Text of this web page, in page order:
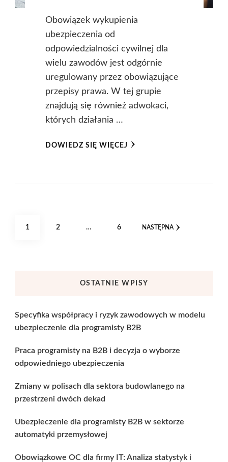
Obowiązek wykupienia
ubezpieczenia od
odpowiedzialności cywilnej dla
wielu zawodów jest odgórnie
uregulowany przez obowiązujące
przepisy prawa. W tej grupie
znajdują się również adwokaci,
których działania …
DOWIEDZ SIĘ WIĘCEJ
Stronicowanie
STRONA
1 STRONA
2 … STRONA
6 NASTĘPNA
OSTATNIE WPISY
Specyfika współpracy i ryzyk zawodowych w modelu
ubezpieczenie dla programisty B2B
Praca programisty na B2B i decyzja o wyborze
odpowiedniego ubezpieczenia
Zmiany w polisach dla sektora budowlanego na
przestrzeni dwóch dekad
Ubezpieczenie dla programisty B2B w sektorze
automatyki przemysłowej
Obowiązkowe OC dla firmy IT: Analiza statystyk i